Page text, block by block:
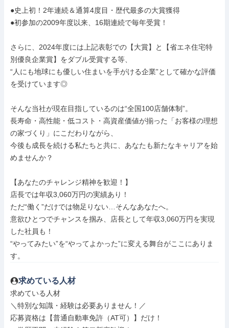
●史上初！2年連続＆通算4度目・歴代最多の大賞獲得
●初参加の2009年度以来、16期連続で毎年受賞！
さらに、2024年度には上記表彰での【大賞】と【省エネ住宅特
別優良企業賞】をダブル受賞する等、
“人にも地球にも優しい住まいを手がける企業”として確かな評価
を受けています◎
そんな当社が現在目指しているのは“全国100店舗体制”。
長寿命・高性能・低コスト・高資産価値が揃った「お客様の理想
の家づくり」にこだわりながら、
今後も成長を続ける私たちと共に、あなたも新たなキャリアを始
めませんか？
【あなたのチャレンジ精神を歓迎！】
店長では年収3,060万円の実績あり！
ただ“働く”だけでは物足りない…そんなあなたへ。
意欲ひとつでチャンスを掴み、店長として年収3,060万円を実現
した社員も！
“やってみたい”を“やってよかった”に変える舞台がここにありま
す。
求めている人材
求めている人材
＼特別な知識・経験は必要ありません！／
応募資格は【普通自動車免許（AT可）】だけ！